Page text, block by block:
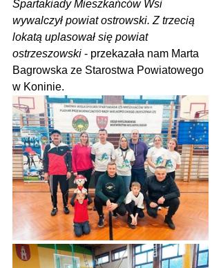
Spartakiady Mieszkańców Wsi
wywalczył powiat ostrowski. Z trzecią
lokatą uplasował się powiat
ostrzeszowski - przekazała nam Marta
Bagrowska ze Starostwa Powiatowego
w Koninie.